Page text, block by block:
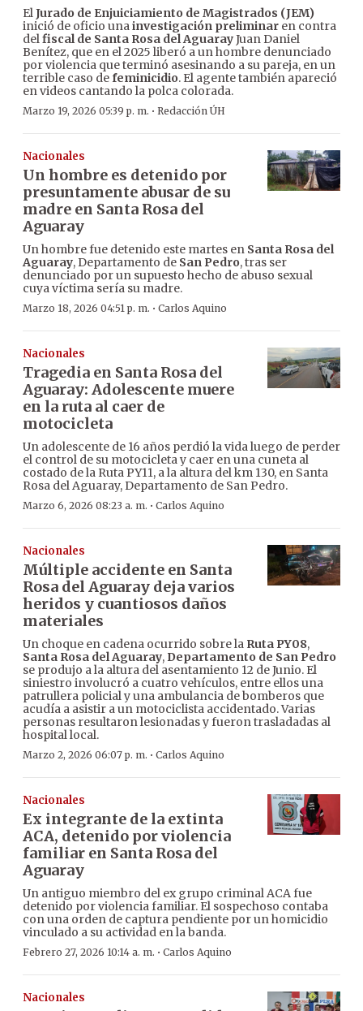
ElJurado de Enjuiciamiento de Magistrados (JEM)
inició de oficio unainvestigación preliminar en contra
delfiscal de Santa Rosa del AguarayJuan Daniel
Benítez, que en el 2025 liberó a un hombre denunciado
por violencia que terminó asesinando a su pareja, en un
terrible caso defeminicidio. El agente también apareció
en videos cantando la polca colorada.
Marzo 19, 2026 05:39 p. m. · Redacción ÚH
Nacionales
Un hombre es detenido por
presuntamente abusar de su
madre en Santa Rosa del
Aguaray
Un hombre fue detenido este martes en Santa Rosa del
Aguaray, Departamento de San Pedro, tras ser
denunciado por un supuesto hecho de abuso sexual
cuya víctima sería su madre.
Marzo 18, 2026 04:51 p. m. · Carlos Aquino
Nacionales
Tragedia en Santa Rosa del
Aguaray: Adolescente muere
en la ruta al caer de
motocicleta
Un adolescente de 16 años perdió la vida luego de perder
el control de su motocicleta y caer en una cuneta al
costado de la Ruta PY11, a la altura del km 130, en Santa
Rosa del Aguaray, Departamento de San Pedro.
Marzo 6, 2026 08:23 a. m. · Carlos Aquino
Nacionales
Múltiple accidente en Santa
Rosa del Aguaray deja varios
heridos y cuantiosos daños
materiales
Un choque en cadena ocurrido sobre la Ruta PY08,
Santa Rosa del Aguaray, Departamento de San Pedro
se produjo a la altura del asentamiento 12 de Junio. El
siniestro involucró a cuatro vehículos, entre ellos una
patrullera policial y una ambulancia de bomberos que
acudía a asistir a un motociclista accidentado. Varias
personas resultaron lesionadas y fueron trasladadas al
hospital local.
Marzo 2, 2026 06:07 p. m. · Carlos Aquino
Nacionales
Ex integrante de la extinta
ACA, detenido por violencia
familiar en Santa Rosa del
Aguaray
Un antiguo miembro del ex grupo criminal ACA fue
detenido por violencia familiar. El sospechoso contaba
con una orden de captura pendiente por un homicidio
vinculado a su actividad en la banda.
Febrero 27, 2026 10:14 a. m. · Carlos Aquino
Nacionales